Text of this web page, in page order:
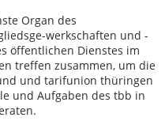
Organ des
werkschaften und -
öffentlichen Dienstes im
treffen zusammen, um die
und tarifunion thüringen
und Aufgaben des tbb in